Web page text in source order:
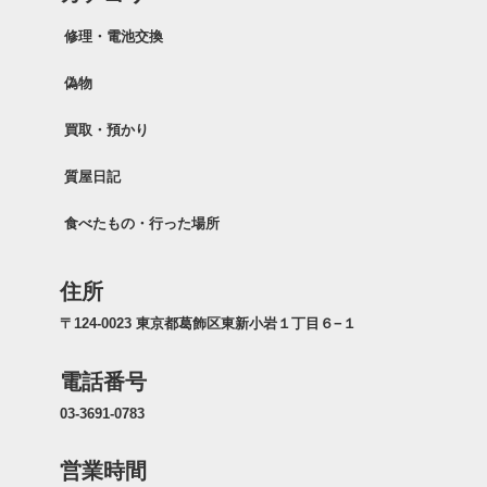
修理・電池交換
偽物
買取・預かり
質屋日記
食べたもの・行った場所
住所
〒124-0023 東京都葛飾区東新小岩１丁目６−１
電話番号
03-3691-0783
営業時間